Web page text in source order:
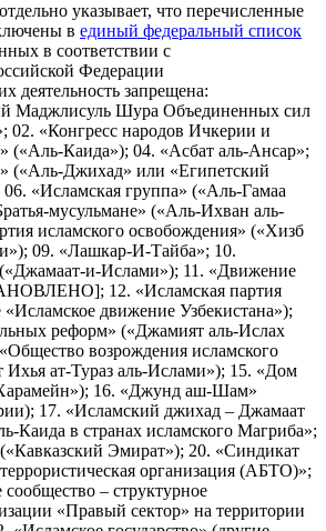
указывает, что перечисленные
в единый федеральный список
в соответствии с
Федерации
деятельность запрещена:
Маджлисуль Шура Объединенных сил
02. «Конгресс народов Ичкерии и
(«Аль-Каида»); 04. «Асбат аль-Ансар»;
(«Аль-Джихад» или «Египетский
«Исламская группа» («Аль-Гамаа
мусульмане» («Аль-Ихван аль-
исламского освобождения» («Хизб
09. «Лашкар-И-Тайба»; 10.
и-Ислами»); 11. «Движение
12. «Исламская партия
движение Узбекистана»);
реформ» («Джамият аль-Ислах
возрождения исламского
Ихья ат-Тураз аль-Ислами»); 15. «Дом
16. «Джунд аш-Шам»
17. «Исламский джихад – Джамаат
Каида в странах исламского Магриба»;
Эмират»); 20. «Синдикат
организация (АБТО)»;
сообщество – структурное
«Правый сектор» на территории